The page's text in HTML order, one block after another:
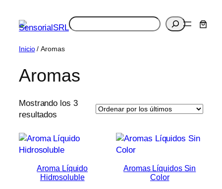
contenido
Buscar
Inicio/ Aromas
Aromas
Mostrando los 3
resultados
los
últimos
Aroma Líquido
Hidrosoluble
Aromas Líquidos Sin
Color